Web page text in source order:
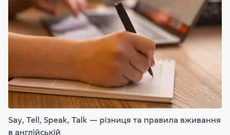
Say, Tell, Speak, Talk — різниця та правила вживання
в англійській